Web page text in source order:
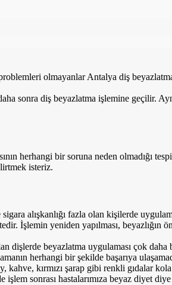
olmayanlar Antalya diş
sonra diş beyazlatma işlemine geçilir.
herhangi bir soruna neden olmadığı
isteriz.
alışkanlığı fazla olan kişilerde
İşlemin yeniden yapılması, beyazlığın
beyazlatma uygulaması çok daha
herhangi bir şekilde başarıya
kırmızı şarap gibi renkli gıdalar
sonrası hastalarımıza beyaz diyet